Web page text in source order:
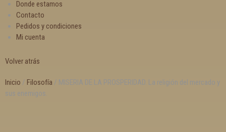
Donde estamos
Contacto
Pedidos y condiciones
Mi cuenta
Volver atrás
Inicio / Filosofía / MISERIA DE LA PROSPERIDAD. La religión del mercado y
sus enemigos.